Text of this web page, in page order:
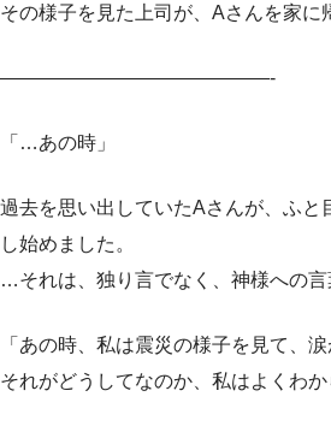
その様子を見た上司が、Aさんを家に
——————————————-
「…あの時」
過去を思い出していたAさんが、ふと
し始めました。
…それは、独り言でなく、神様への言
「あの時、私は震災の様子を見て、
それがどうしてなのか、私はよくわか